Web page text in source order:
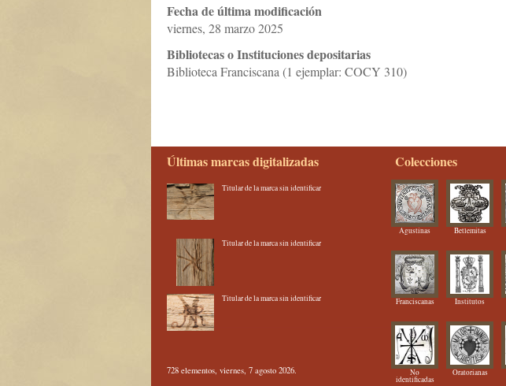
Fecha de última modificación
viernes, 28 marzo 2025
Bibliotecas o Instituciones depositarias
Biblioteca Franciscana (1 ejemplar: COCY 310)
Últimas marcas digitalizadas
Titular de la marca sin identificar
Titular de la marca sin identificar
Titular de la marca sin identificar
728 elementos, viernes, 7 agosto 2026.
Colecciones
Agustinas Betlemitas
Franciscanas Institutos
No
identificadas
Oratorianas